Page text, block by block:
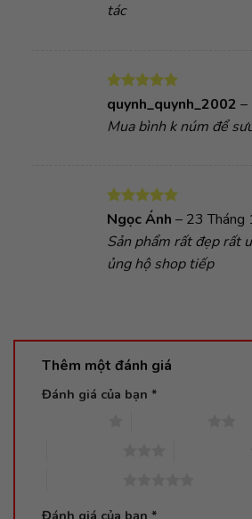
tác
Được xếp
hạng
5
sao
quynh_quynh_2002 –
Mua bình k núm để
Được xếp
hạng
sao
Ngọc Ánh – 23
Sản phẩm rất đẹp rất
ủng hộ shop tiếp
Thêm một đánh giá
Đánh giá của bạn *
Đánh giá của bạn *